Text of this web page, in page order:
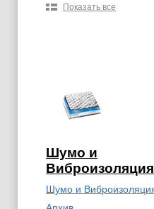
Показать все
Шумо и
Виброизоляция
Шумо и